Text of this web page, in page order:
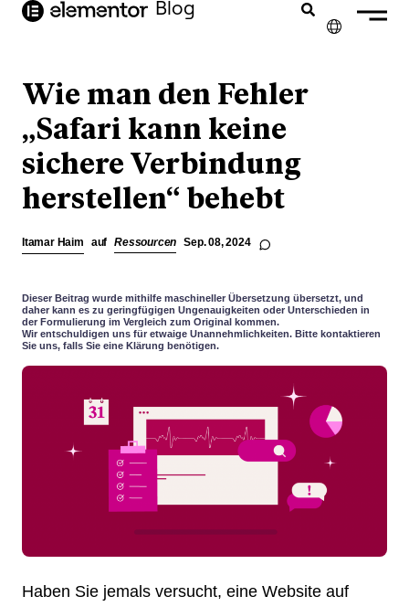
springen
Blog
ENGLISH
NEDERLANDS
PORTUGUÊS
Wie man den Fehler
„Safari kann keine
sichere Verbindung
herstellen“ behebt
Itamar Haim auf Ressourcen Sep. 08, 2024
Dieser Beitrag wurde mithilfe maschineller Übersetzung übersetzt, und
daher kann es zu geringfügigen Ungenauigkeiten oder Unterschieden in
der Formulierung im Vergleich zum Original kommen.
Wir entschuldigen uns für etwaige Unannehmlichkeiten. Bitte kontaktieren
Sie uns, falls Sie eine Klärung benötigen.
Haben Sie jemals versucht, eine Website auf